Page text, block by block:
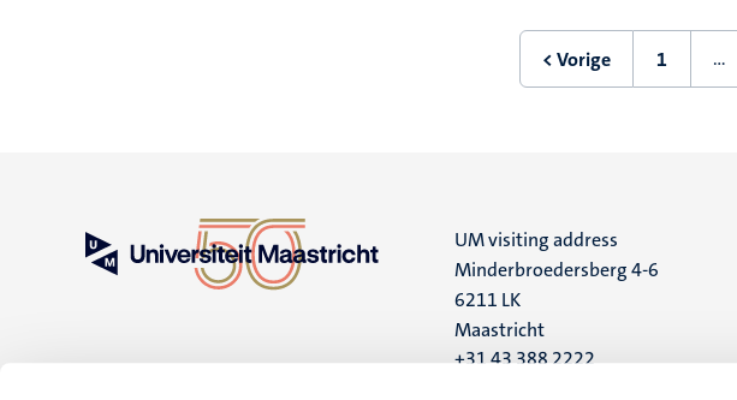
Paginering
Vorige
< Vorige
Eerste
1 …
UM visiting address
Minderbroedersberg 4-6
6211 LK
Maastricht
+31 43 388 2222